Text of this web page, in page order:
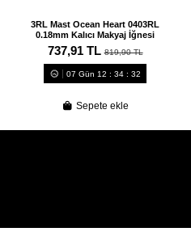
3RL Mast Ocean Heart 0403RL
0.18mm Kalıcı Makyaj İğnesi
737,91 TL819,90 TL
07 Gün 12 : 34: 31
Sepete ekle